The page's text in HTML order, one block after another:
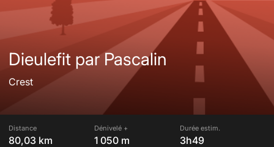
Dieulefit par Pascalin
Crest
Distance
80,03 km
Dénivelé +
1 050 m
Durée estim.
3h49